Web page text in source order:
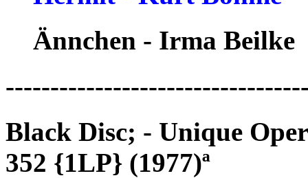
Ännchen - Irma Beilke
Black Disc; - Unique
352 {1LP} (1977)ª